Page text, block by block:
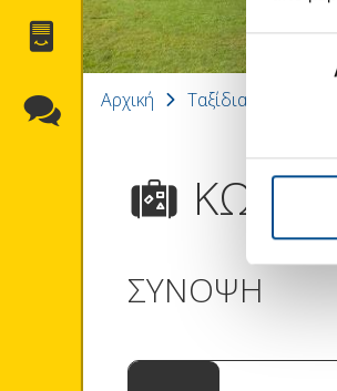
Επιλογή
ΈΝΤΥΠΑ
ΕΠΙΚΟΙΝΩΝΊΑ
Αρχική Ταξίδια
ΣΥΝΟΨΗ